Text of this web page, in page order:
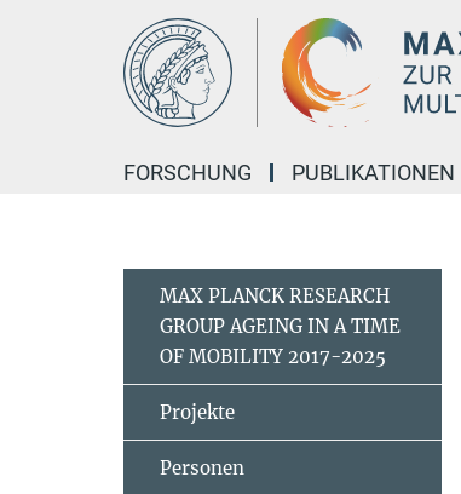
FORSCHUNG PUBLIKATIONEN
MAX PLANCK RESEARCH
GROUP AGEING IN A TIME
OF MOBILITY 2017-2025
Projekte
Personen